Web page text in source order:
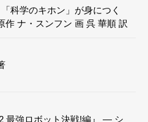
科学のキホン」が身につく
ナ・スンフン 画 呉 華順 訳
最強ロボット決戦!編』 — シ